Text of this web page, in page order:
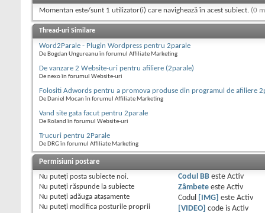
Momentan este/sunt 1 utilizator(i) care navighează în acest subiect. (0
Thread-uri Similare
Word2Parale - Plugin Wordpress pentru 2parale
De Bogdan Ungureanu în forumul Affiliate Marketing
De vanzare 2 Website-uri pentru afiliere (2parale)
De nexo în forumul Website-uri
Folositi Adwords pentru a promova produse din programul de afiliere
De Daniel Mocan în forumul Affiliate Marketing
Vand site gata facut pentru 2parale
De Roland în forumul Website-uri
Trucuri pentru 2Parale
De DRG în forumul Affiliate Marketing
Permisiuni postare
Nu puteţi posta subiecte noi.
Nu puteţi răspunde la subiecte
Nu puteţi adăuga ataşamente
Nu puteţi modifica posturile proprii
Codul BBeste Activ
Zâmbeteeste Activ
Codul
[IMG] este Activ
[VIDEO] code is Activ